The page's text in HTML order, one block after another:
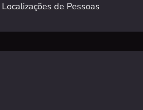
Localizações de Pessoas